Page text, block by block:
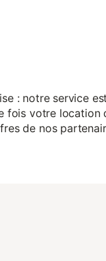
: notre service
fois votre location
de nos